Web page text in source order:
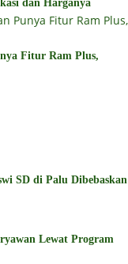
dan Harganya
Fitur Ram Plus,
SD di Palu Dibebaskan
Lewat Program